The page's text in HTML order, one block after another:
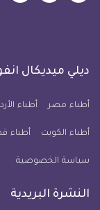
فيسبوكتويتر
ديلي ميديكال
أطباء مصر أطباء
أطباء الكويت أطباء
سياسة الخصوصية
النشرة البريدية